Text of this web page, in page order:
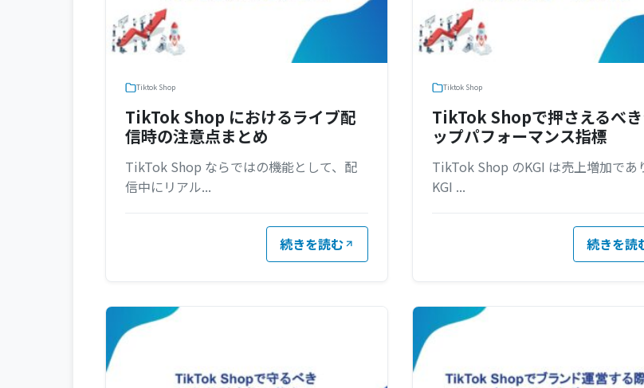
Tiktok Shop
TikTok Shop におけるライブ配
信時の注意点まとめ
TikTok Shop ならではの機能として、配
信中にリアル...
続きを読む
Tiktok Shop
TikTok Shopで押さえるべき
ップパフォーマンス指標
TikTok Shop のKGI は売上増加であ
KGI ...
続きを読